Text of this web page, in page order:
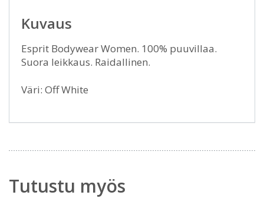
Kuvaus
Esprit Bodywear Women. 100% puuvillaa.
Suora leikkaus. Raidallinen.
Väri: Off White
Tutustu myös